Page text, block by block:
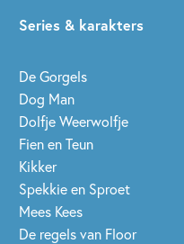
Series & karakters
De Gorgels
Dog Man
Dolfje Weerwolfje
Fien en Teun
Kikker
Spekkie en Sproet
Mees Kees
De regels van Floor